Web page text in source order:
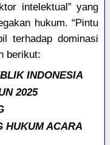
intelektual” yang
hukum. “Pintu
terhadap dominasi
berikut:
INDONESIA
2025
HUKUM ACARA